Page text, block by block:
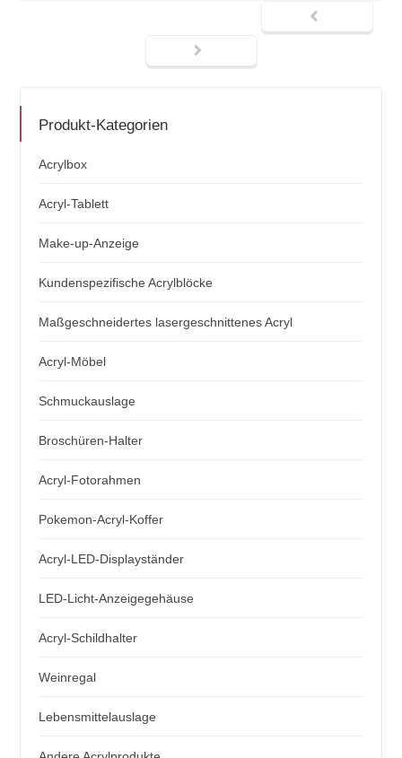
Produkt-Kategorien
Acrylbox
Acryl-Tablett
Make-up-Anzeige
Kundenspezifische Acrylblöcke
Maßgeschneidertes lasergeschnittenes Acryl
Acryl-Möbel
Schmuckauslage
Broschüren-Halter
Acryl-Fotorahmen
Pokemon-Acryl-Koffer
Acryl-LED-Displayständer
LED-Licht-Anzeigegehäuse
Acryl-Schildhalter
Weinregal
Lebensmittelauslage